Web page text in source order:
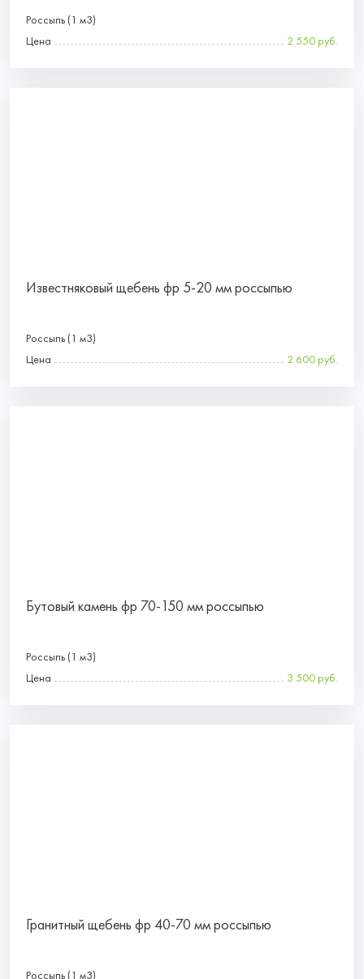
Россыпь (1 м3)
Цена
2 550 руб.
Известняковый щебень фр 5-20 мм россыпью
Россыпь (1 м3)
Цена
2 600 руб.
Бутовый камень фр 70-150 мм россыпью
Россыпь (1 м3)
Цена
3 500 руб.
Гранитный щебень фр 40-70 мм россыпью
Россыпь (1 м3)